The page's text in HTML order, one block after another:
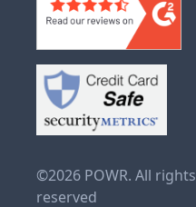
©2026 POWR. All rights
reserved